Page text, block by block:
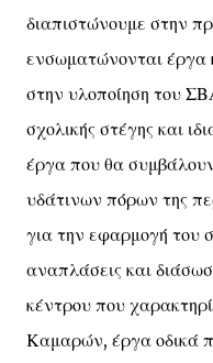
διαπιστώνουμε στην
ενσωματώνονται έργα
στην υλοποίηση του
σχολικής στέγης και
έργα που θα
υδάτινων πόρων της
για την εφαρμογή του
αναπλάσεις και
κέντρου που
Καμαρών, έργα οδικά